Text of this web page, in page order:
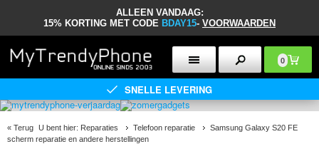
ALLEEN VANDAAG:
15% KORTING MET CODE BDAY15- VOORWAARDEN
0
SNELLE LEVERING
« Terug U bent hier: Reparaties Telefoon reparatie
Samsung Galaxy S20 FE
scherm reparatie en andere herstellingen